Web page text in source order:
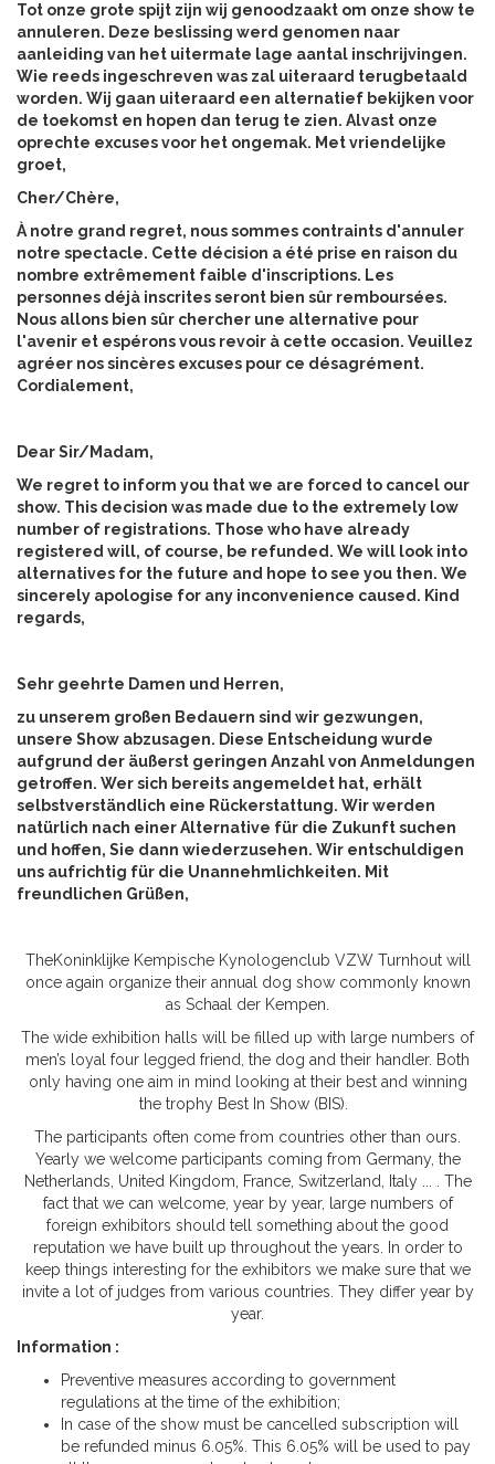
Tot onze grote spijt zijn wij genoodzaakt om onze show te
annuleren. Deze beslissing werd genomen naar
aanleiding van het uitermate lage aantal inschrijvingen.
Wie reeds ingeschreven was zal uiteraard terugbetaald
worden. Wij gaan uiteraard een alternatief bekijken voor
de toekomst en hopen dan terug te zien. Alvast onze
oprechte excuses voor het ongemak. Met vriendelijke
groet,
Cher/Chère,
À notre grand regret, nous sommes contraints d'annuler
notre spectacle. Cette décision a été prise en raison du
nombre extrêmement faible d'inscriptions. Les
personnes déjà inscrites seront bien sûr remboursées.
Nous allons bien sûr chercher une alternative pour
l'avenir et espérons vous revoir à cette occasion. Veuillez
agréer nos sincères excuses pour ce désagrément.
Cordialement,
Dear Sir/Madam,
We regret to inform you that we are forced to cancel our
show. This decision was made due to the extremely low
number of registrations. Those who have already
registered will, of course, be refunded. We will look into
alternatives for the future and hope to see you then. We
sincerely apologise for any inconvenience caused. Kind
regards,
Sehr geehrte Damen und Herren,
zu unserem großen Bedauern sind wir gezwungen,
unsere Show abzusagen. Diese Entscheidung wurde
aufgrund der äußerst geringen Anzahl von Anmeldungen
getroffen. Wer sich bereits angemeldet hat, erhält
selbstverständlich eine Rückerstattung. Wir werden
natürlich nach einer Alternative für die Zukunft suchen
und hoffen, Sie dann wiederzusehen. Wir entschuldigen
uns aufrichtig für die Unannehmlichkeiten. Mit
freundlichen Grüßen,
TheKoninklijke Kempische Kynologenclub VZW Turnhout will
once again organize their annual dog show commonly known
as Schaal der Kempen.
The wide exhibition halls will be filled up with large numbers of
men’s loyal four legged friend, the dog and their handler. Both
only having one aim in mind looking at their best and winning
the trophy Best In Show (BIS).
The participants often come from countries other than ours.
Yearly we welcome participants coming from Germany, the
Netherlands, United Kingdom, France, Switzerland, Italy ... . The
fact that we can welcome, year by year, large numbers of
foreign exhibitors should tell something about the good
reputation we have built up throughout the years. In order to
keep things interesting for the exhibitors we make sure that we
invite a lot of judges from various countries. They differ year by
year.
Information :
Preventive measures according to government
regulations at the time of the exhibition;
In case of the show must be cancelled subscription will
be refunded minus 6.05%. This 6.05% will be used to pay